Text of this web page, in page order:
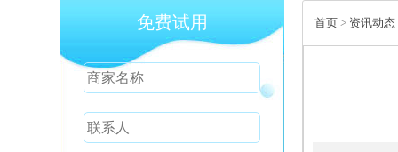
免费试用 首页 > 资讯动态